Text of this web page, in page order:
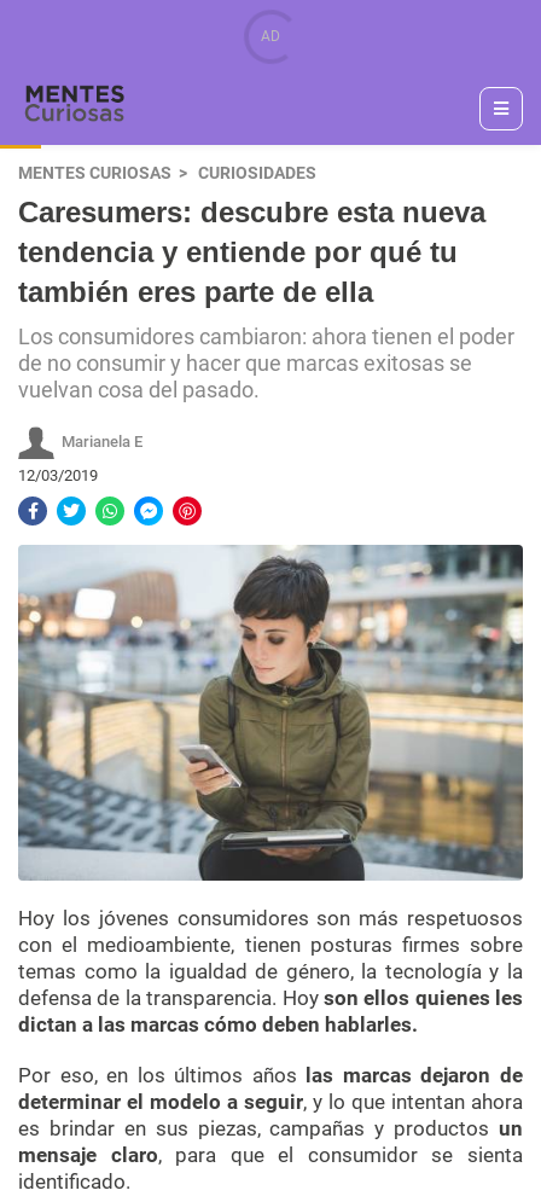
MENTES CURIOSAS CURIOSIDADES
Caresumers: descubre esta nueva
tendencia y entiende por qué tu
también eres parte de ella
Los consumidores cambiaron: ahora tienen el poder
de no consumir y hacer que marcas exitosas se
vuelvan cosa del pasado.
Marianela E
12/03/2019
Hoy los jóvenes consumidores son más respetuosos
con el medioambiente, tienen posturas firmes sobre
temas como la igualdad de género, la tecnología y la
defensa de la transparencia. Hoy son ellos quienes les
dictan a las marcas cómo deben hablarles.
Por eso, en los últimos años
las marcas dejaron de
determinar el modelo a seguir, y lo que intentan ahora
es brindar en sus piezas, campañas y productos un
mensaje claro, para que el consumidor se sienta
identificado.